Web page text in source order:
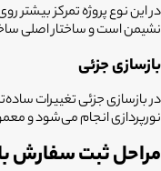
در این نوع پروژه تمرکز بیشتر
نشیمن است و ساختار اصلی
بازسازی جزئی
در بازسازی جزئی تغییرات
نورپردازی انجام می‌شود و
مراحل ثبت سفارش